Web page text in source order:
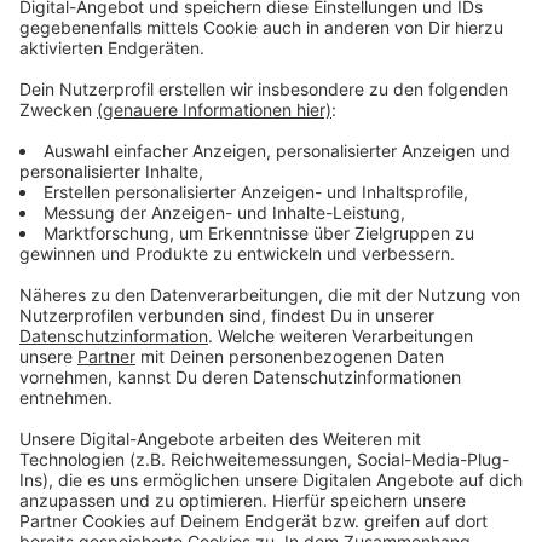
Sonntag (21. April 2024). Los geht es an den
Wochentagen jeweils um 15 Uhr, am Wochenende zwei
Stunden früher. Geöffnet hat die Kirmes je nach
Besucherandrang, mindestens aber bis 22 Uhr,
spätestens ist um Mitternacht Schluss.
Anzeige
Weitere Infos und Links zum Thema:
Anzeige
Der Aufbau der Frühlingskirmes hat Anfang der
Woche begonnen
2023 gab es am Tonhallenufer auch eine
Herbstkirmes